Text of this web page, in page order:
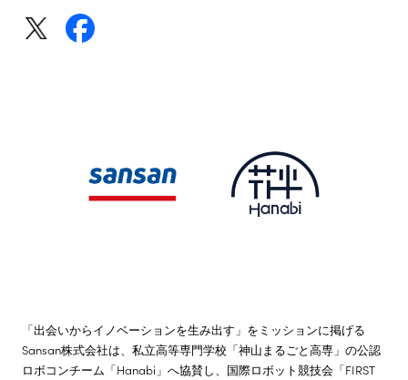
サービス
株主・投資家情報
「出会いからイノベーションを生み出す」をミッションに掲げる
Sansan株式会社は、私立高等専門学校「神山まるごと高専」の公認
ロボコンチーム「Hanabi」へ協賛し、国際ロボット競技会「FIRST